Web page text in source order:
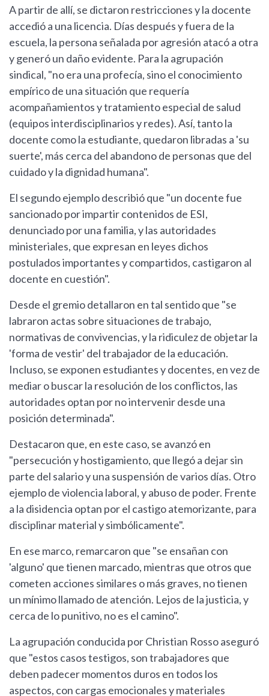
A partir de allí, se dictaron restricciones y la docente
accedió a una licencia. Días después y fuera de la
escuela, la persona señalada por agresión atacó a otra
y generó un daño evidente. Para la agrupación
sindical, "no era una profecía, sino el conocimiento
empírico de una situación que requería
acompañamientos y tratamiento especial de salud
(equipos interdisciplinarios y redes). Así, tanto la
docente como la estudiante, quedaron libradas a 'su
suerte', más cerca del abandono de personas que del
cuidado y la dignidad humana".
El segundo ejemplo describió que "un docente fue
sancionado por impartir contenidos de ESI,
denunciado por una familia, y las autoridades
ministeriales, que expresan en leyes dichos
postulados importantes y compartidos, castigaron al
docente en cuestión".
Desde el gremio detallaron en tal sentido que "se
labraron actas sobre situaciones de trabajo,
normativas de convivencias, y la ridiculez de objetar la
'forma de vestir' del trabajador de la educación.
Incluso, se exponen estudiantes y docentes, en vez de
mediar o buscar la resolución de los conflictos, las
autoridades optan por no intervenir desde una
posición determinada".
Destacaron que, en este caso, se avanzó en
"persecución y hostigamiento, que llegó a dejar sin
parte del salario y una suspensión de varios días. Otro
ejemplo de violencia laboral, y abuso de poder. Frente
a la disidencia optan por el castigo atemorizante, para
disciplinar material y simbólicamente".
En ese marco, remarcaron que "se ensañan con
'alguno' que tienen marcado, mientras que otros que
cometen acciones similares o más graves, no tienen
un mínimo llamado de atención. Lejos de la justicia, y
cerca de lo punitivo, no es el camino".
La agrupación conducida por Christian Rosso aseguró
que "estos casos testigos, son trabajadores que
deben padecer momentos duros en todos los
aspectos, con cargas emocionales y materiales